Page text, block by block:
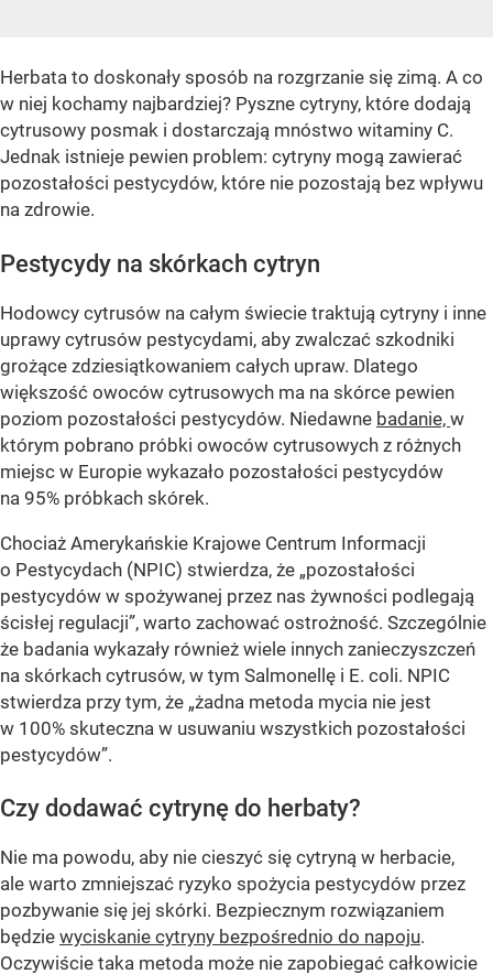
Herbata to doskonały sposób na rozgrzanie się zimą. A co
w niej kochamy najbardziej? Pyszne cytryny, które dodają
cytrusowy posmak i dostarczają mnóstwo witaminy C.
Jednak istnieje pewien problem: cytryny mogą zawierać
pozostałości pestycydów, które nie pozostają bez wpływu
na zdrowie.
Pestycydy na skórkach cytryn
Hodowcy cytrusów na całym świecie traktują cytryny i inne
uprawy cytrusów pestycydami, aby zwalczać szkodniki
grożące zdziesiątkowaniem całych upraw. Dlatego
większość owoców cytrusowych ma na skórce pewien
poziom pozostałości pestycydów. Niedawne badanie, w
którym pobrano próbki owoców cytrusowych z różnych
miejsc w Europie wykazało pozostałości pestycydów
na 95% próbkach skórek.
Chociaż Amerykańskie Krajowe Centrum Informacji
o Pestycydach (NPIC) stwierdza, że „pozostałości
pestycydów w spożywanej przez nas żywności podlegają
ścisłej regulacji”, warto zachować ostrożność. Szczególnie
że badania wykazały również wiele innych zanieczyszczeń
na skórkach cytrusów, w tym Salmonellę i E. coli. NPIC
stwierdza przy tym, że „żadna metoda mycia nie jest
w 100% skuteczna w usuwaniu wszystkich pozostałości
pestycydów”.
Czy dodawać cytrynę do herbaty?
Nie ma powodu, aby nie cieszyć się cytryną w herbacie,
ale warto zmniejszać ryzyko spożycia pestycydów przez
pozbywanie się jej skórki. Bezpiecznym rozwiązaniem
będzie wyciskanie cytryny bezpośrednio do napoju.
Oczywiście taka metoda może nie zapobiegać całkowicie